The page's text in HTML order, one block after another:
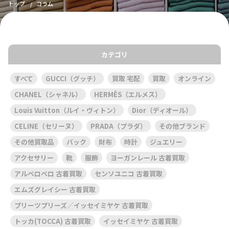
トップ コラム
カテゴリ
すべて GUCCI（グッチ） 買取 宅配 買取
オンライン
CHANEL（シャネル）
HERMÈS（エルメス）
Louis Vuitton（ルイ・ヴィトン）
Dior（ディオール）
CELINE（セリーヌ）
PRADA（プラダ）
その他ブランド
その他買取品
バック 財布 時計
ジュエリー
アクセサリー
靴 服飾
ヨーガンレール 古着買取
アルベロベロ 古着買取
センソユニコ 古着買取
エムズグレイシー 古着買取
プリーツプリーズ／イッセイミヤケ 古着買取
トッカ(TOCCA) 古着買取
イッセイミヤケ 古着買取